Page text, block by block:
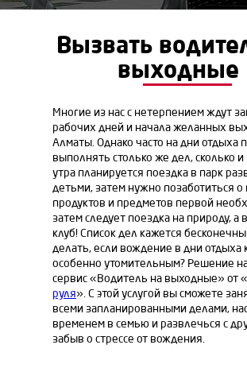
Вызвать
выходные
Многие из нас с нетерпением ждут
рабочих дней и начала желанных
Алматы. Однако часто на дни отдыха
выполнять столько же дел, сколько и
утра планируется поездка в парк
детьми, затем нужно позаботиться о
продуктов и предметов первой
затем следует поездка на природу, а
клуб! Список дел кажется
делать, если вождение в дни отдыха
особенно утомительным? Решение
сервис «Водитель на выходные» от «
руля». С этой услугой вы сможете
всеми запланированными делами,
временем в семью и развлечься с
забыв о стрессе от вождения.